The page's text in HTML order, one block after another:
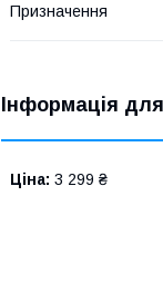
Призначення
Інформація
Ціна: 3 299 ₴